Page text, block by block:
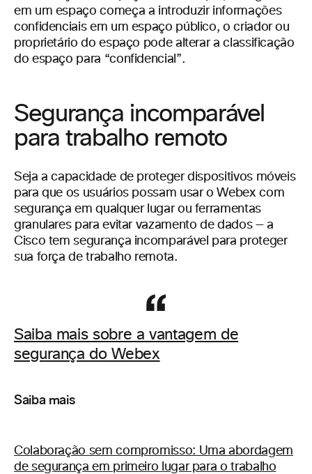
em um espaço começa a introduzir informações
confidenciais em um espaço público, o criador ou
proprietário do espaço pode alterar a classificação
do espaço para “confidencial”.
Segurança incomparável
para trabalho remoto
Seja a capacidade de proteger dispositivos móveis
para que os usuários possam usar o Webex com
segurança em qualquer lugar ou ferramentas
granulares para evitar vazamento de dados — a
Cisco tem segurança incomparável para proteger
sua força de trabalho remota.
Saiba mais sobre a vantagem de
segurança do Webex
Saiba mais
Colaboração sem compromisso: Uma abordagem
de segurança em primeiro lugar para o trabalho